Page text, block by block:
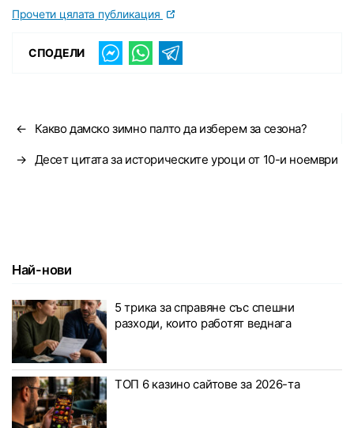
Прочети цялата публикация
СПОДЕЛИ
← Какво дамско зимно палто да изберем за сезона?
→ Десет цитата за историческите уроци от 10-и ноември
Най-нови
5 трика за справяне със спешни
разходи, които работят веднага
ТОП 6 казино сайтове за 2026-та